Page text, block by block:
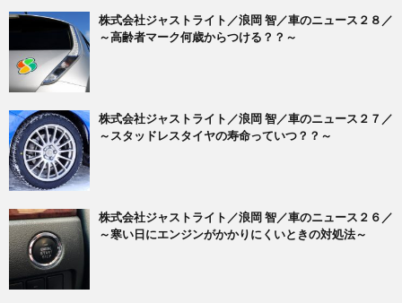
株式会社ジャストライト／浪岡 智／車のニュース２８／
～高齢者マーク何歳からつける？？～
株式会社ジャストライト／浪岡 智／車のニュース２７／
～スタッドレスタイヤの寿命っていつ？？～
株式会社ジャストライト／浪岡 智／車のニュース２６／
～寒い日にエンジンがかかりにくいときの対処法～